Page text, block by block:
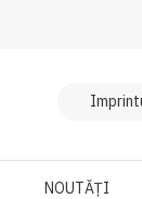
NOUTĂȚI